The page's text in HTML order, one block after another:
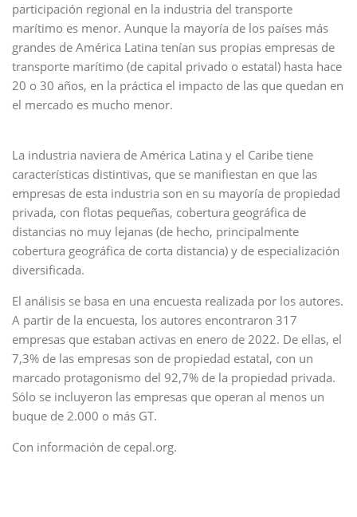
participación regional en la industria del transporte
marítimo es menor. Aunque la mayoría de los países más
grandes de América Latina tenían sus propias empresas de
transporte marítimo (de capital privado o estatal) hasta hace
20 o 30 años, en la práctica el impacto de las que quedan en
el mercado es mucho menor.
La industria naviera de América Latina y el Caribe tiene
características distintivas, que se manifiestan en que las
empresas de esta industria son en su mayoría de propiedad
privada, con flotas pequeñas, cobertura geográfica de
distancias no muy lejanas (de hecho, principalmente
cobertura geográfica de corta distancia) y de especialización
diversificada.
El análisis se basa en una encuesta realizada por los autores.
A partir de la encuesta, los autores encontraron 317
empresas que estaban activas en enero de 2022. De ellas, el
7,3% de las empresas son de propiedad estatal, con un
marcado protagonismo del 92,7% de la propiedad privada.
Sólo se incluyeron las empresas que operan al menos un
buque de 2.000 o más GT.
Con información de cepal.org.